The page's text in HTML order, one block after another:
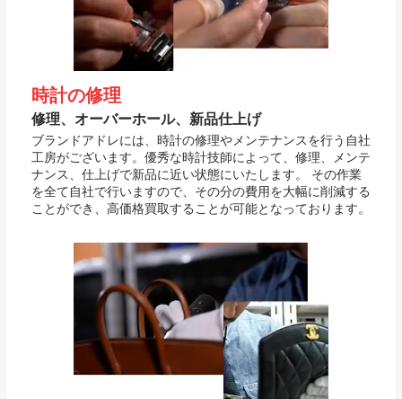
時計の修理
修理、オーバーホール、新品仕上げ
ブランドアドレには、時計の修理やメンテナンスを行う自社
工房がございます。優秀な時計技師によって、修理、メンテ
ナンス、仕上げで新品に近い状態にいたします。 その作業
を全て自社で行いますので、その分の費用を大幅に削減する
ことができ、高価格買取することが可能となっております。